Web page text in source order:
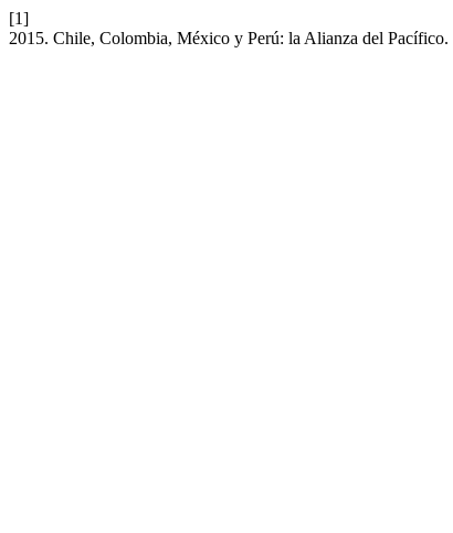
[1]
2015. Chile, Colombia, México y Perú: la Alianza del Pacífico.